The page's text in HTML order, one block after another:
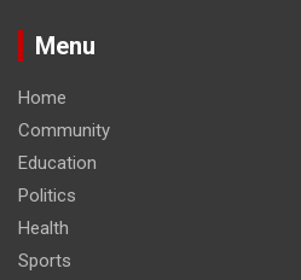
Menu
Home
Community
Education
Politics
Health
Sports